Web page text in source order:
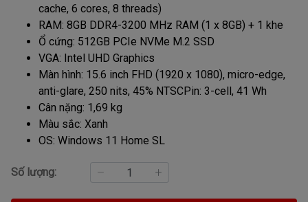
cache, 6 cores, 8 threads)
RAM: 8GB DDR4-3200 MHz RAM (1 x 8GB) + 1 khe
Ổ cứng: 512GB PCIe NVMe M.2 SSD
VGA: Intel UHD Graphics
Màn hình: 15.6 inch FHD (1920 x 1080), micro-edge,
anti-glare, 250 nits, 45% NTSCPin: 3-cell, 41 Wh
Cân nặng: 1,69 kg
Màu sắc: Xanh
OS: Windows 11 Home SL
Số lượng: